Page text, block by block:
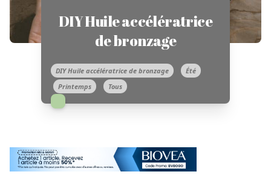
DIY Huile accélératrice
de bronzage
DIY Huile accélératrice de bronzage
Été
Printemps
Tous